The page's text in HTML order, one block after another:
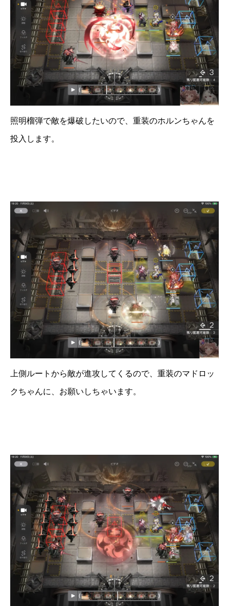
照明榴弾で敵を爆破したいので、重装のホルンちゃんを
投入します。
上側ルートから敵が進攻してくるので、重装のマドロッ
クちゃんに、お願いしちゃいます。